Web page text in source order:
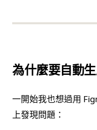
為什麼要自動
一開始我也想過用
上發現問題：